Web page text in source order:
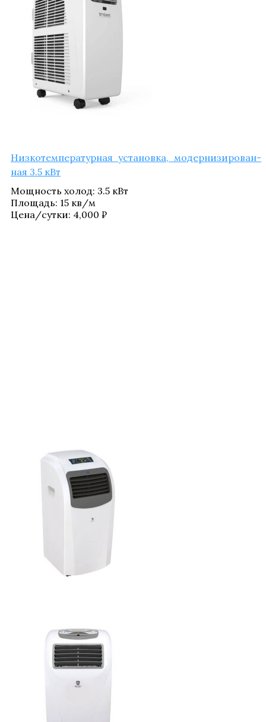
Низ­ко­тем­пе­ра­тур­ная уста­нов­ка, модер­ни­зи­ро­ван­
ная 3.5 кВт
Мощ­ность холод: 3.5 кВт
Пло­щадь: 15 кв/​м
Цена/​сутки: 4,000 ₽